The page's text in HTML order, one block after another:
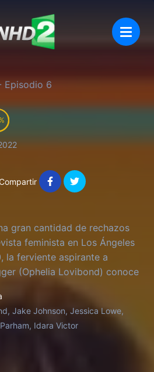
Episodio 6
gran cantidad de rechazos
feminista en Los Ángeles
la ferviente aspirante a
(Ophelia Lovibond) conoce
Doug Renetti (Jake
y persistencia ayudan a
primera revista erótica para
fuerzas con Doug a
Jake Johnson, Jessica Lowe,
Idara Victor